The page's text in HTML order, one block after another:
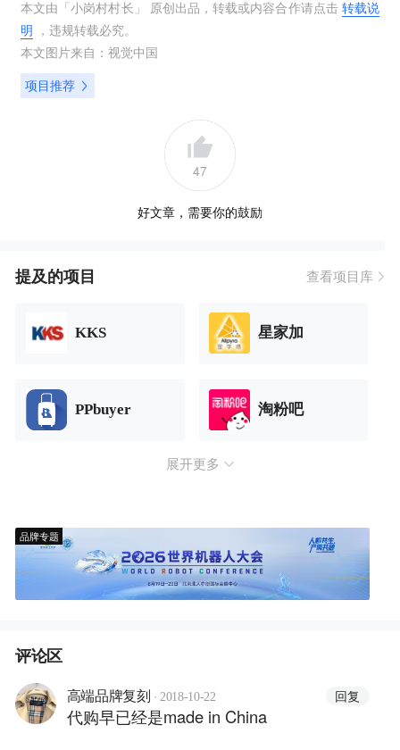
本文由「小岗村村长 」 原创出品，转载或内容合作请点击 转载说
明 ，违规转载必究。
本文图片来自： 视觉中国
项目推荐
47
好文章，需要你的鼓励
提及的项目 查看项目库
KKS 星家加
PPbuyer 淘粉吧
展开更多
品牌专题
评论区
高端品牌复刻 · 2018-10-22 回复
代购早已经是made in China